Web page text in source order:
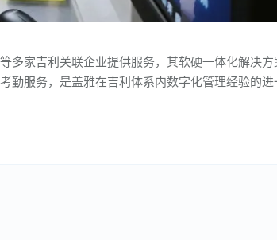
多家吉利关联企业提供服务，其软硬一体化解决方
勤服务，是盖雅在吉利体系内数字化管理经验的进